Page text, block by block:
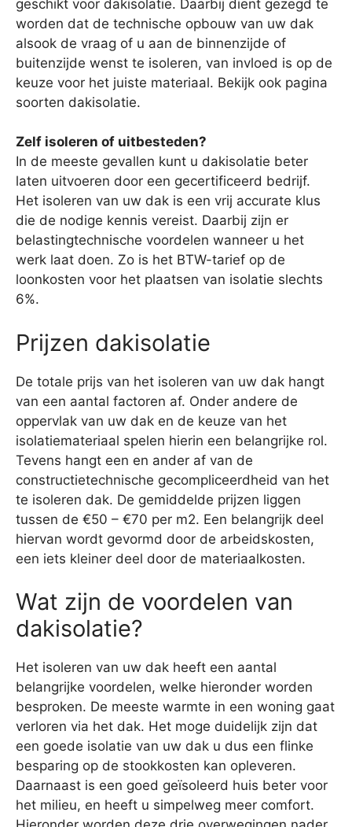
geschikt voor dakisolatie. Daarbij dient gezegd te
worden dat de technische opbouw van uw dak
alsook de vraag of u aan de binnenzijde of
buitenzijde wenst te isoleren, van invloed is op de
keuze voor het juiste materiaal. Bekijk ook pagina
soorten dakisolatie.
Zelf isoleren of uitbesteden?
In de meeste gevallen kunt u dakisolatie beter
laten uitvoeren door een gecertificeerd bedrijf.
Het isoleren van uw dak is een vrij accurate klus
die de nodige kennis vereist. Daarbij zijn er
belastingtechnische voordelen wanneer u het
werk laat doen. Zo is het BTW-tarief op de
loonkosten voor het plaatsen van isolatie slechts
6%.
Prijzen dakisolatie
De totale prijs van het isoleren van uw dak hangt
van een aantal factoren af. Onder andere de
oppervlak van uw dak en de keuze van het
isolatiemateriaal spelen hierin een belangrijke rol.
Tevens hangt een en ander af van de
constructietechnische gecompliceerdheid van het
te isoleren dak. De gemiddelde prijzen liggen
tussen de €50 – €70 per m2. Een belangrijk deel
hiervan wordt gevormd door de arbeidskosten,
een iets kleiner deel door de materiaalkosten.
Wat zijn de voordelen van
dakisolatie?
Het isoleren van uw dak heeft een aantal
belangrijke voordelen, welke hieronder worden
besproken. De meeste warmte in een woning gaat
verloren via het dak. Het moge duidelijk zijn dat
een goede isolatie van uw dak u dus een flinke
besparing op de stookkosten kan opleveren.
Daarnaast is een goed geïsoleerd huis beter voor
het milieu, en heeft u simpelweg meer comfort.